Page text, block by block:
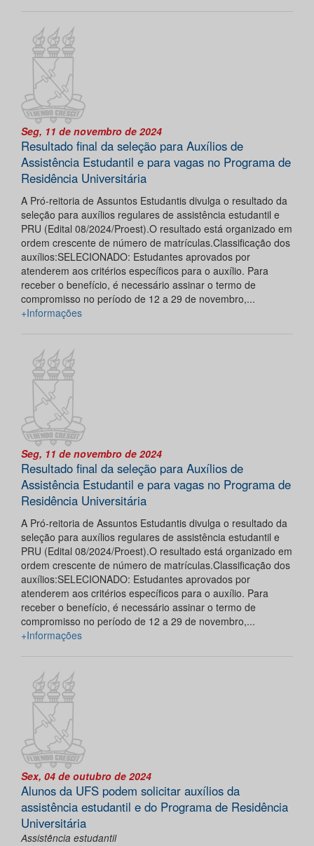
Seg, 11 de novembro de 2024
Resultado final da seleção para Auxílios de
Assistência Estudantil e para vagas no Programa de
Residência Universitária
A Pró-reitoria de Assuntos Estudantis divulga o resultado da
seleção para auxílios regulares de assistência estudantil e
PRU (Edital 08/2024/Proest).O resultado está organizado em
ordem crescente de número de matrículas.Classificação dos
auxílios:SELECIONADO: Estudantes aprovados por
atenderem aos critérios específicos para o auxílio. Para
receber o benefício, é necessário assinar o termo de
compromisso no período de 12 a 29 de novembro,...
+Informações
Seg, 11 de novembro de 2024
Resultado final da seleção para Auxílios de
Assistência Estudantil e para vagas no Programa de
Residência Universitária
A Pró-reitoria de Assuntos Estudantis divulga o resultado da
seleção para auxílios regulares de assistência estudantil e
PRU (Edital 08/2024/Proest).O resultado está organizado em
ordem crescente de número de matrículas.Classificação dos
auxílios:SELECIONADO: Estudantes aprovados por
atenderem aos critérios específicos para o auxílio. Para
receber o benefício, é necessário assinar o termo de
compromisso no período de 12 a 29 de novembro,...
+Informações
Sex, 04 de outubro de 2024
Alunos da UFS podem solicitar auxílios da
assistência estudantil e do Programa de Residência
Universitária
Assistência estudantil